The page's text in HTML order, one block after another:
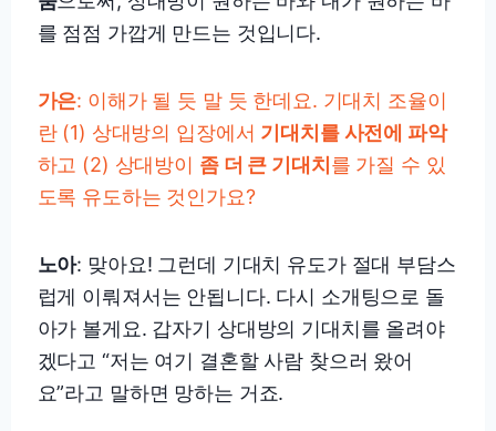
를 점점 가깝게 만드는 것입니다.
가은: 이해가 될 듯 말 듯 한데요. 기대치 조율이
란 (1) 상대방의 입장에서 기대치를 사전에 파악
하고 (2) 상대방이 좀 더 큰 기대치 를 가질 수 있
도록 유도하는 것인가요?
노아: 맞아요! 그런데 기대치 유도가 절대 부담스
럽게 이뤄져서는 안됩니다. 다시 소개팅으로 돌
아가 볼게요. 갑자기 상대방의 기대치를 올려야
겠다고 “저는 여기 결혼할 사람 찾으러 왔어
요”라고 말하면 망하는 거죠.